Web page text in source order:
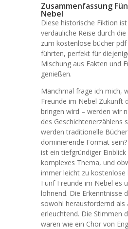
Zusammenfassung
Nebel
Diese historische Fiktion
verdauliche Reise durch die
zum kostenlose bücher
führten, perfekt für
Mischung aus Fakten und
genießen.
Manchmal frage ich mich,
Freunde im Nebel Zukunft
bringen wird – werden wir
des Geschichtenerzählens
werden traditionelle
dominierende Format
ist ein tiefgründiger Einblick
komplexes Thema, und
immer leicht zu kostenlose
Fünf Freunde im Nebel es
lohnend. Die Erkenntnisse
sowohl herausfordernd als
erleuchtend. Die Stimmen
waren wie ein Chor von